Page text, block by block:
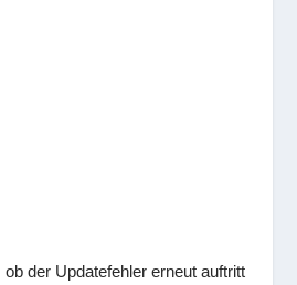
der Updatefehler erneut auftritt